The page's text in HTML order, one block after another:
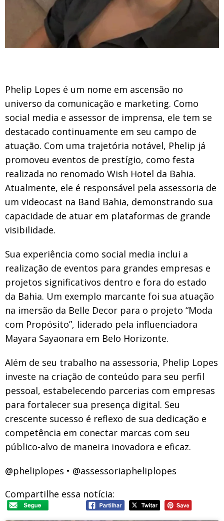
Phelip Lopes é um nome em ascensão no
universo da comunicação e marketing. Como
social media e assessor de imprensa, ele tem se
destacado continuamente em seu campo de
atuação. Com uma trajetória notável, Phelip já
promoveu eventos de prestígio, como festa
realizada no renomado Wish Hotel da Bahia.
Atualmente, ele é responsável pela assessoria de
um videocast na Band Bahia, demonstrando sua
capacidade de atuar em plataformas de grande
visibilidade.
Sua experiência como social media inclui a
realização de eventos para grandes empresas e
projetos significativos dentro e fora do estado
da Bahia. Um exemplo marcante foi sua atuação
na imersão da Belle Decor para o projeto “Moda
com Propósito”, liderado pela influenciadora
Mayara Sayaonara em Belo Horizonte.
Além de seu trabalho na assessoria, Phelip Lopes
investe na criação de conteúdo para seu perfil
pessoal, estabelecendo parcerias com empresas
para fortalecer sua presença digital. Seu
crescente sucesso é reflexo de sua dedicação e
competência em conectar marcas com seu
público-alvo de maneira inovadora e eficaz.
@pheliplopes • @assessoriapheliplopes
Compartilhe essa notícia: